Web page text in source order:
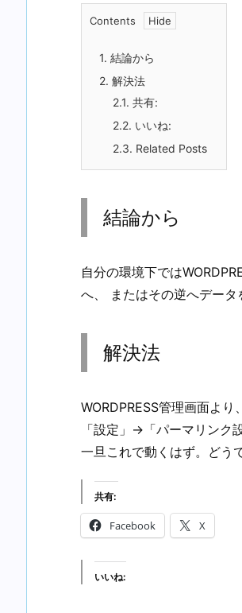
Contents
1. 結論から
2. 解決法
2.1. 共有:
2.2. いいね:
2.3. Related Posts
結論から
自分の環境下では
へ、 またはその逆へデータ
解決法
WORDPRESS管理画面より、
「設定」→「パーマリンク
一旦これで動くはず。どう
共有:
Facebook X
いいね: